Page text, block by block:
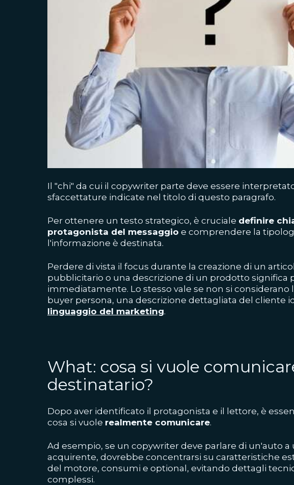
Il "chi" da cui il copywriter parte deve essere
sfaccettature indicate nel titolo di questo paragrafo.
Per ottenere un testo strategico, è cruciale definire
protagonista del messaggio e comprendere la
l'informazione è destinata.
Perdere di vista il focus durante la creazione di un
pubblicitario o una descrizione di un prodotto significa
immediatamente. Lo stesso vale se non si considerano
buyer persona, una descrizione dettagliata del cliente
linguaggio del marketing.
What: cosa si vuole
destinatario?
Dopo aver identificato il protagonista e il lettore, è
cosa si vuole realmente comunicare.
Ad esempio, se un copywriter deve parlare di un'auto a
acquirente, dovrebbe concentrarsi su caratteristiche
del motore, consumi e optional, evitando dettagli
complessi.